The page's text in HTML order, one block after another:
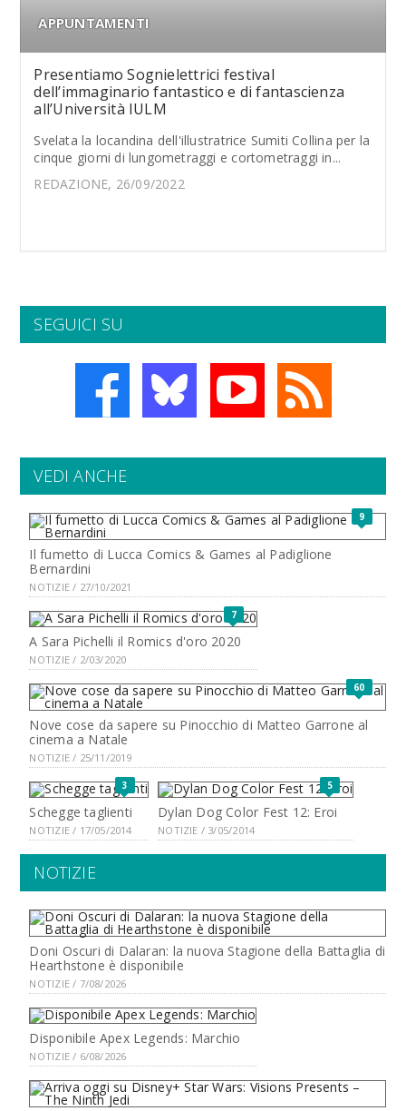
APPUNTAMENTI
Presentiamo Sognielettrici festival
dell’immaginario fantastico e di fantascienza
all’Università IULM
Svelata la locandina dell'illustratrice Sumiti Collina per la
cinque giorni di lungometraggi e cortometraggi in...
REDAZIONE, 26/09/2022
SEGUICI SU
VEDI ANCHE
9
Il fumetto di Lucca Comics & Games al Padiglione
Bernardini
NOTIZIE / 27/10/2021
7
A Sara Pichelli il Romics d'oro 2020
NOTIZIE / 2/03/2020
60
Nove cose da sapere su Pinocchio di Matteo Garrone al
cinema a Natale
NOTIZIE / 25/11/2019
3
Schegge taglienti
NOTIZIE / 17/05/2014
5
Dylan Dog Color Fest 12: Eroi
NOTIZIE / 3/05/2014
NOTIZIE
Doni Oscuri di Dalaran: la nuova Stagione della Battaglia di
Hearthstone è disponibile
NOTIZIE / 7/08/2026
Disponibile Apex Legends: Marchio
NOTIZIE / 6/08/2026